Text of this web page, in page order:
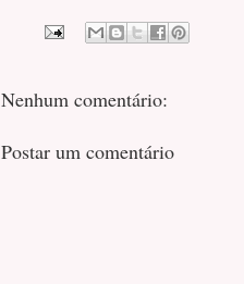
Nenhum comentário:
Postar um comentário